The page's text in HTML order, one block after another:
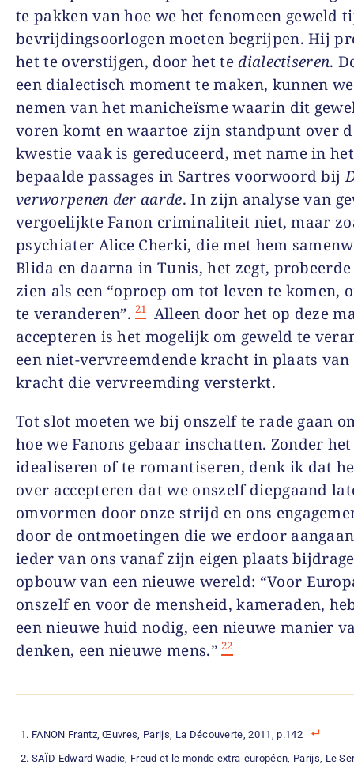
te pakken van hoe we het fenomeen geweld
bevrijdingsoorlogen moeten begrijpen. Hij
het te overstijgen, door het tedialectiseren.
een dialectisch moment te maken, kunnen
nemen van het manicheïsme waarin dit
voren komt en waartoe zijn standpunt over
kwestie vaak is gereduceerd, met name in
bepaalde passages in Sartres voorwoord bij
verworpenen der aarde. In zijn analyse van
vergoelijkte Fanon criminaliteit niet, maar
psychiater Alice Cherki, die met hem
Blida en daarna in Tunis, het zegt,
zien als een “oproep om tot leven te komen,
te veranderen”. 21 Alleen door het op deze
accepteren is het mogelijk om geweld te
een niet-vervreemdende kracht in plaats van
kracht die vervreemding versterkt.
Tot slot moeten we bij onszelf te rade gaan
hoe we Fanons gebaar inschatten. Zonder
idealiseren of te romantiseren, denk ik dat
over accepteren dat we onszelf diepgaand
omvormen door onze strijd en ons
door de ontmoetingen die we erdoor
ieder van ons vanaf zijn eigen plaats
opbouw van een nieuwe wereld: “Voor
onszelf en voor de mensheid, kameraden,
een nieuwe huid nodig, een nieuwe manier
denken, een nieuwe mens.” 22
FANON Frantz, Œuvres, Parijs, La Découverte, 2011, p.142
SAÏD Edward Wadie, Freud et le monde extra-européen, Parijs, Le